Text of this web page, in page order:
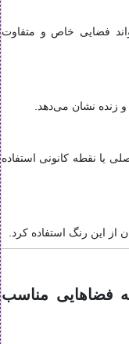
فضایی خاص و متفاوت
زنده نشان می‌دهد.
یا نقطه کانونی استفاده
این رنگ استفاده کرد.
فضاهایی مناسب